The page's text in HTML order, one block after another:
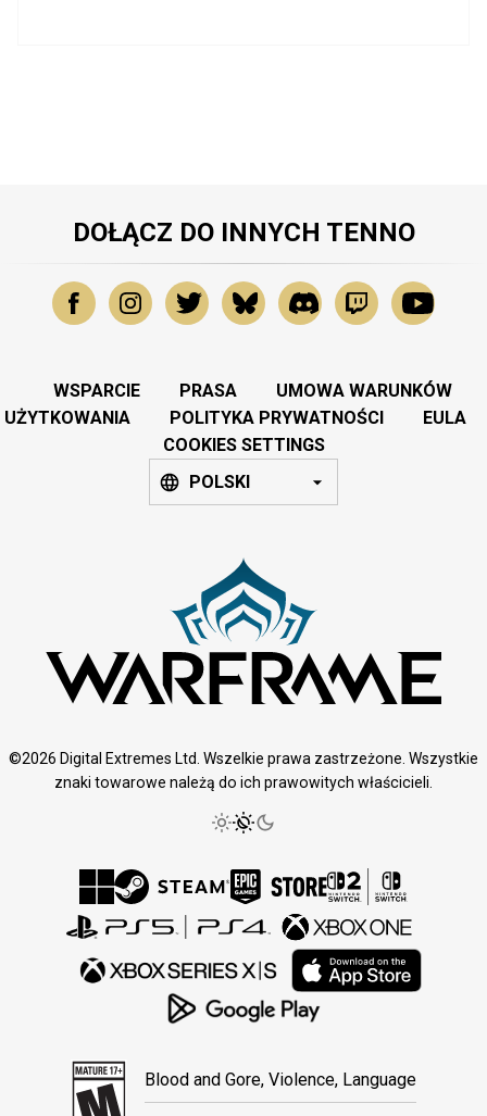
DOŁĄCZ DO INNYCH TENNO
WSPARCIE PRASA
UMOWA WARUNKÓW
UŻYTKOWANIA
POLITYKA PRYWATNOŚCI
EULA
COOKIES SETTINGS
POLSKI
©2026 Digital Extremes Ltd. Wszelkie prawa zastrzeżone. Wszystkie
znaki towarowe należą do ich prawowitych właścicieli.
Blood and Gore, Violence, Language